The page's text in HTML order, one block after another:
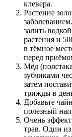
клевера.
Растение
залить
растения и
в тёмное
перед
Мёд
зубчиками
затем
трижды в
Добавьте
полезный
Очень
трав. Один